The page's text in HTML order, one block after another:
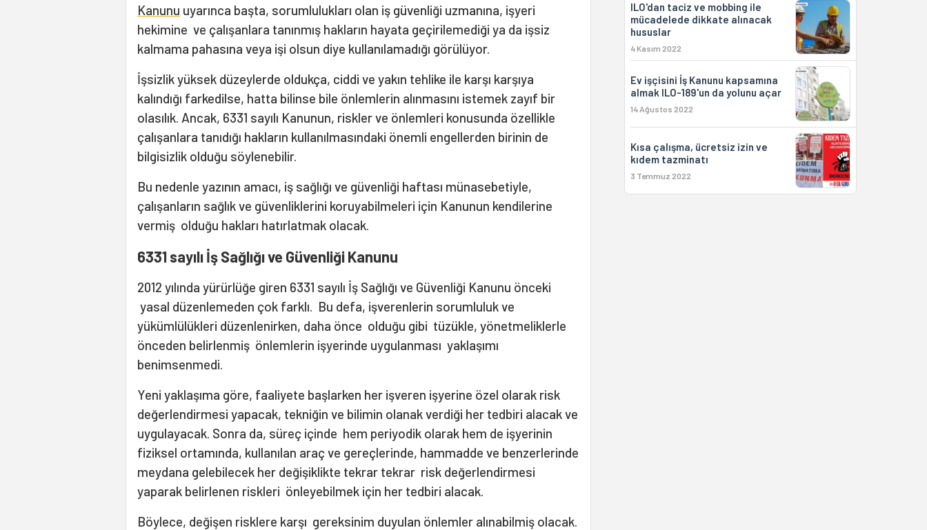
Kanunu uyarınca başta, sorumlulukları olan iş güvenliği uzmanına, işyeri
hekimine ve çalışanlara tanınmış hakların hayata geçirilemediği ya da işsiz
kalmama pahasına veya işi olsun diye kullanılamadığı görülüyor.
İşsizlik yüksek düzeylerde oldukça, ciddi ve yakın tehlike ile karşı karşıya
kalındığı farkedilse, hatta bilinse bile önlemlerin alınmasını istemek zayıf bir
olasılık. Ancak, 6331 sayılı Kanunun, riskler ve önlemleri konusunda özellikle
çalışanlara tanıdığı hakların kullanılmasındaki önemli engellerden birinin de
bilgisizlik olduğu söylenebilir.
Bu nedenle yazının amacı, iş sağlığı ve güvenliği haftası münasebetiyle,
çalışanların sağlık ve güvenliklerini koruyabilmeleri için Kanunun kendilerine
vermiş olduğu hakları hatırlatmak olacak.
6331 sayılı İş Sağlığı ve Güvenliği Kanunu
2012 yılında yürürlüğe giren 6331 sayılı İş Sağlığı ve Güvenliği Kanunu önceki
yasal düzenlemeden çok farklı. Bu defa, işverenlerin sorumluluk ve
yükümlülükleri düzenlenirken, daha önce olduğu gibi tüzükle, yönetmeliklerle
önceden belirlenmiş önlemlerin işyerinde uygulanması yaklaşımı
benimsenmedi.
Yeni yaklaşıma göre, faaliyete başlarken her işveren işyerine özel olarak risk
değerlendirmesi yapacak, tekniğin ve bilimin olanak verdiği her tedbiri alacak ve
uygulayacak. Sonra da, süreç içinde hem periyodik olarak hem de işyerinin
fiziksel ortamında, kullanılan araç ve gereçlerinde, hammadde ve benzerlerinde
meydana gelebilecek her değişiklikte tekrar tekrar risk değerlendirmesi
yaparak belirlenen riskleri önleyebilmek için her tedbiri alacak.
Böylece, değişen risklere karşı gereksinim duyulan önlemler alınabilmiş olacak.
ILO'dan taciz ve mobbing ile
mücadelede dikkate alınacak
hususlar
4 Kasım 2022
Ev işçisini İş Kanunu kapsamına
almak ILO-189'un da yolunu açar
14 Ağustos 2022
Kısa çalışma, ücretsiz izin ve
kıdem tazminatı
3 Temmuz 2022